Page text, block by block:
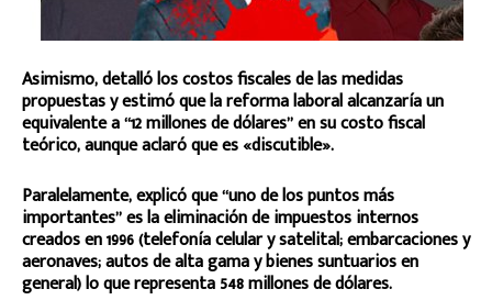
Asimismo, detalló los costos fiscales de las medidas
propuestas y estimó que la reforma laboral alcanzaría un
equivalente a “12 millones de dólares” en su costo fiscal
teórico, aunque aclaró que es «discutible».
Paralelamente, explicó que “uno de los puntos más
importantes” es la eliminación de impuestos internos
creados en 1996 (telefonía celular y satelital; embarcaciones y
aeronaves; autos de alta gama y bienes suntuarios en
general) lo que representa 548 millones de dólares.